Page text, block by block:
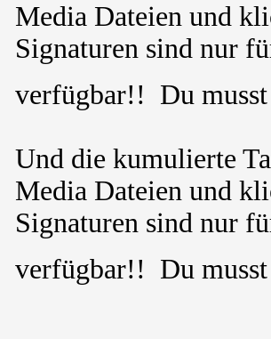
Media Dateien und
Signaturen sind nur
verfügbar!! Du
Und die kumulierte
Media Dateien und
Signaturen sind nur
verfügbar!! Du